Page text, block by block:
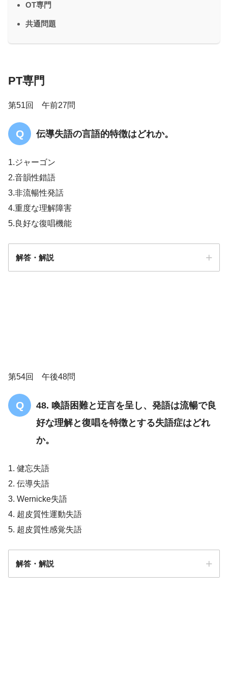
OT専門
共通問題
PT専門
第51回 午前27問
伝導失語の言語的特徴はどれか。
1.ジャーゴン
2.音韻性錯語
3.非流暢性発話
4.重度な理解障害
5.良好な復唱機能
解答・解説
第54回 午後48問
48. 喚語困難と迂言を呈し、発語は流暢で良
好な理解と復唱を特徴とする失語症はどれ
か。
1. 健忘失語
2. 伝導失語
3. Wernicke失語
4. 超皮質性運動失語
5. 超皮質性感覚失語
解答・解説